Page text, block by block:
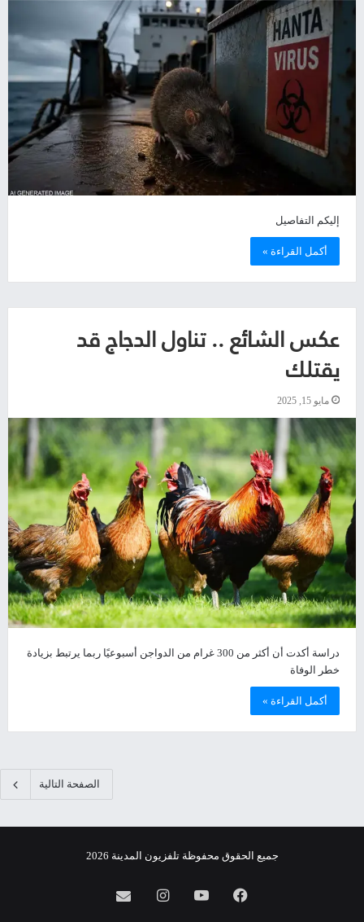
إليكم التفاصيل
أكمل القراءة »
عكس الشائع .. تناول الدجاج قد
يقتلك
مايو 15, 2025
دراسة أكدت أن أكثر من 300 غرام من الدواجن أسبوعيًا ربما يرتبط بزيادة
خطر الوفاة
أكمل القراءة »
الصفحة التالية
جميع الحقوق محفوظة تلفزيون المدينة 2026
فيسبوكيوتيوبانستقرامinfo@almadina.tv